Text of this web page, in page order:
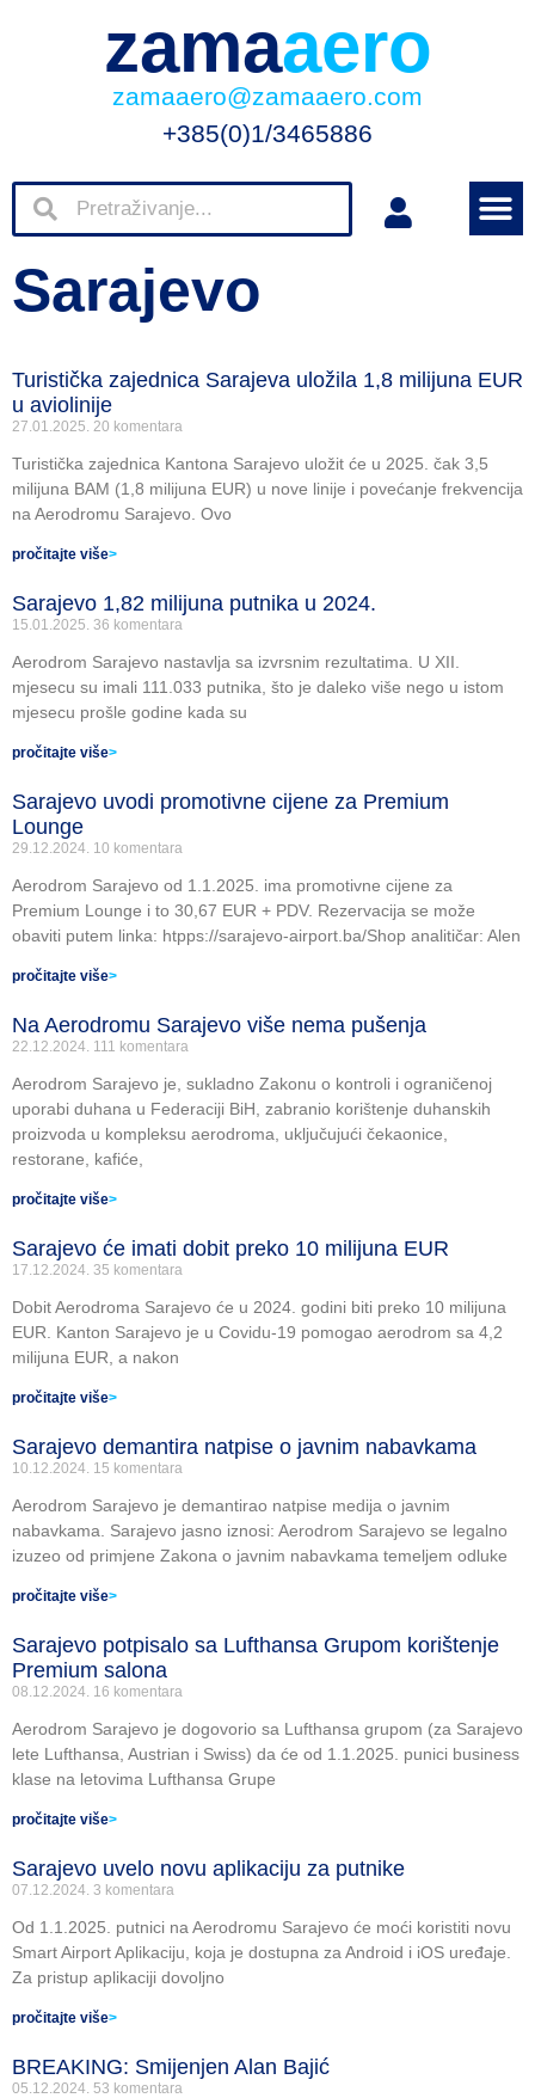
zamaaero
zamaaero@zamaaero.com
+385(0)1/3465886
Sarajevo
Turistička zajednica Sarajeva uložila 1,8 milijuna EUR
u aviolinije
27.01.2025. 20 komentara
Turistička zajednica Kantona Sarajevo uložit će u 2025. čak 3,5
milijuna BAM (1,8 milijuna EUR) u nove linije i povećanje frekvencija
na Aerodromu Sarajevo. Ovo
pročitajte više>
Sarajevo 1,82 milijuna putnika u 2024.
15.01.2025. 36 komentara
Aerodrom Sarajevo nastavlja sa izvrsnim rezultatima. U XII.
mjesecu su imali 111.033 putnika, što je daleko više nego u istom
mjesecu prošle godine kada su
pročitajte više>
Sarajevo uvodi promotivne cijene za Premium
Lounge
29.12.2024. 10 komentara
Aerodrom Sarajevo od 1.1.2025. ima promotivne cijene za
Premium Lounge i to 30,67 EUR + PDV. Rezervacija se može
obaviti putem linka: htpps://sarajevo-airport.ba/Shop analitičar: Alen
pročitajte više>
Na Aerodromu Sarajevo više nema pušenja
22.12.2024. 111 komentara
Aerodrom Sarajevo je, sukladno Zakonu o kontroli i ograničenoj
uporabi duhana u Federaciji BiH, zabranio korištenje duhanskih
proizvoda u kompleksu aerodroma, uključujući čekaonice,
restorane, kafiće,
pročitajte više>
Sarajevo će imati dobit preko 10 milijuna EUR
17.12.2024. 35 komentara
Dobit Aerodroma Sarajevo će u 2024. godini biti preko 10 milijuna
EUR. Kanton Sarajevo je u Covidu-19 pomogao aerodrom sa 4,2
milijuna EUR, a nakon
pročitajte više>
Sarajevo demantira natpise o javnim nabavkama
10.12.2024. 15 komentara
Aerodrom Sarajevo je demantirao natpise medija o javnim
nabavkama. Sarajevo jasno iznosi: Aerodrom Sarajevo se legalno
izuzeo od primjene Zakona o javnim nabavkama temeljem odluke
pročitajte više>
Sarajevo potpisalo sa Lufthansa Grupom korištenje
Premium salona
08.12.2024. 16 komentara
Aerodrom Sarajevo je dogovorio sa Lufthansa grupom (za Sarajevo
lete Lufthansa, Austrian i Swiss) da će od 1.1.2025. punici business
klase na letovima Lufthansa Grupe
pročitajte više>
Sarajevo uvelo novu aplikaciju za putnike
07.12.2024. 3 komentara
Od 1.1.2025. putnici na Aerodromu Sarajevo će moći koristiti novu
Smart Airport Aplikaciju, koja je dostupna za Android i iOS uređaje.
Za pristup aplikaciji dovoljno
pročitajte više>
BREAKING: Smijenjen Alan Bajić
05.12.2024. 53 komentara